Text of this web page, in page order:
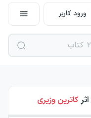
ورود کاربر
اثرکاترین وزیری